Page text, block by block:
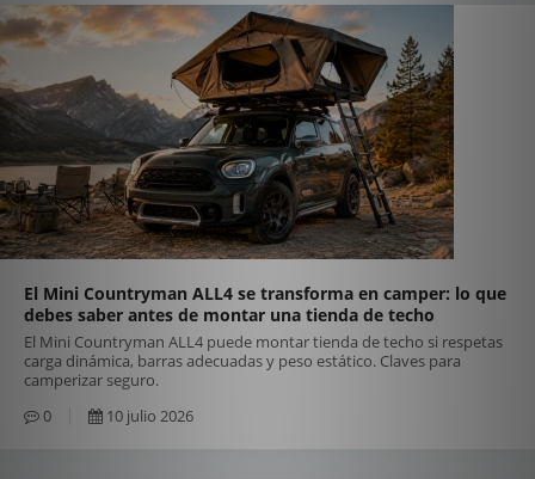
El Mini Countryman ALL4 se transforma en camper: lo que
debes saber antes de montar una tienda de techo
El Mini Countryman ALL4 puede montar tienda de techo si respetas
carga dinámica, barras adecuadas y peso estático. Claves para
camperizar seguro.
0
10 julio 2026